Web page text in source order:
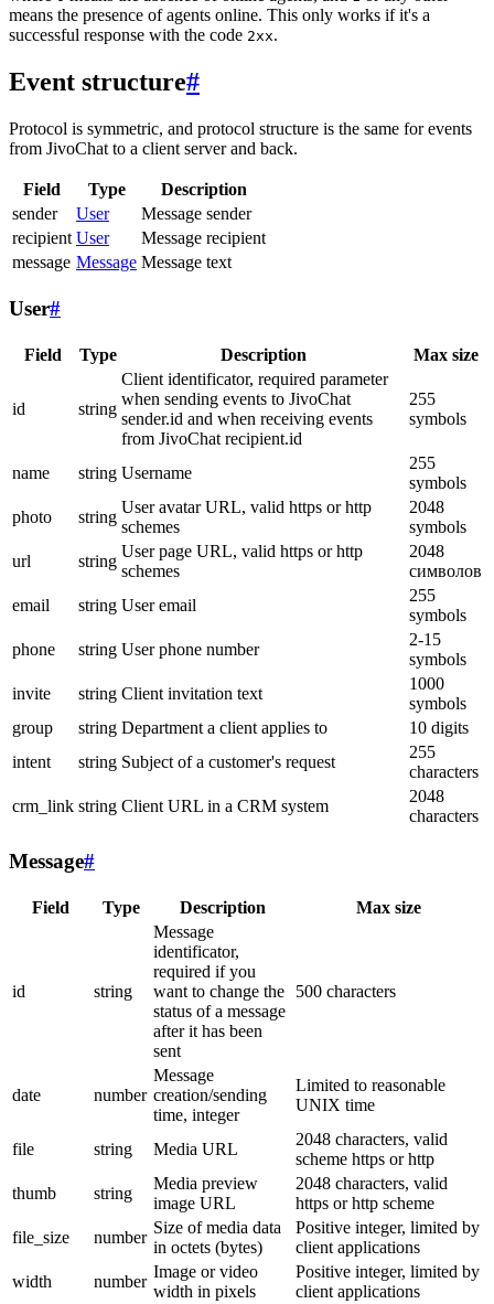
means the presence of agents online. This only works if it's a
successful response with the code 2xx.
Event structure#
Protocol is symmetric, and protocol structure is the same for events
from JivoChat to a client server and back.
Field Type
Description
sender
User
Message sender
recipient User
Message recipient
message Message Message text
User#
Field Type Description Max size
id string
Client identificator, required parameter
when sending events to JivoChat
sender.id and when receiving events
from JivoChat recipient.id
255
symbols
name string Username
255
symbols
photo
string
User avatar URL, valid https or http
schemes
2048
symbols
url
string
User page URL, valid https or http
schemes
2048
символов
email
string User email
255
symbols
phone
string User phone number
2-15
symbols
invite
string Client invitation text
1000
symbols
group
string Department a client applies to
10 digits
intent
string Subject of a customer's request
255
characters
crm_link string Client URL in a CRM system
2048
characters
Message#
Field Type Description Max size
id string
Message
identificator,
required if you
want to change the
status of a message
after it has been
sent
500 characters
date number
Message
creation/sending
time, integer
Limited to reasonable
UNIX time
file string Media URL
2048 characters, valid
scheme https or http
thumb
string
Media preview
image URL
2048 characters, valid
https or http scheme
file_size
number
Size of media data
in octets (bytes)
Positive integer, limited by
client applications
width
number
Image or video
width in pixels
Positive integer, limited by
client applications